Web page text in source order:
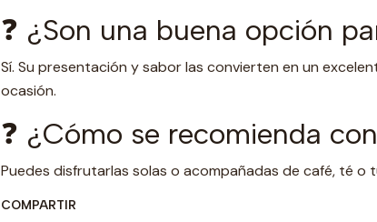
❓ ¿Son una buena opción
Sí. Su presentación y sabor las convierten en un
ocasión.
❓ ¿Cómo se recomienda
Puedes disfrutarlas solas o acompañadas de café, té o
COMPARTIR